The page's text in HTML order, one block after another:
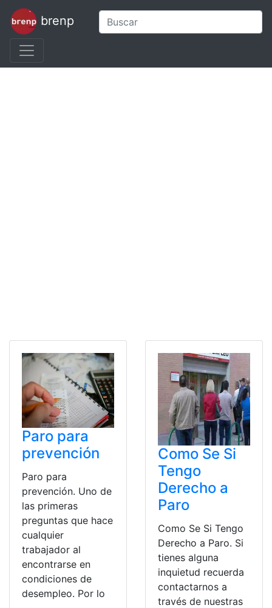
brenp
Paro para
prevención
Paro para
prevención. Uno de
las primeras
preguntas que hace
cualquier
trabajador al
encontrarse en
condiciones de
desempleo. Por lo
Como Se Si
Tengo
Derecho a
Paro
Como Se Si Tengo
Derecho a Paro. Si
tienes alguna
inquietud recuerda
contactarnos a
través de nuestras